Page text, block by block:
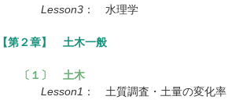
Lesson3 ： 水理学
【第２章】 土木一般
〔１〕 土木
Lesson1 ： 土質調査・土量の変化率